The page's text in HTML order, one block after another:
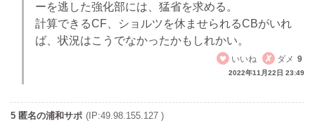
ーを逃した強化部には、猛省を求める。
計算できるCF、ショルツを休ませられるCBがいれ
ば、状況はこうでなかったかもしれかい。
いいね
ダメ 9
2022年11月22日 23:49
5 匿名の浦和サポ (IP:49.98.155.127 )